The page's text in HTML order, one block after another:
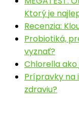
Ktorý je
Recenzia:
Probiotiká,
vyznať?
Chlorella
Prípravky na
zdraviu?